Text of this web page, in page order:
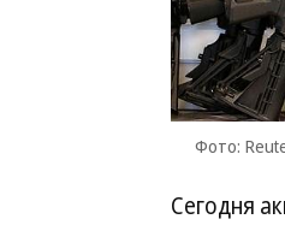
Фото:
Сегодня